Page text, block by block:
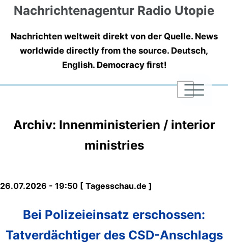
Nachrichtenagentur Radio Utopie
Nachrichten weltweit direkt von der Quelle. News
worldwide directly from the source. Deutsch,
English. Democracy first!
|
|
|
Archiv: Innenministerien / interior
ministries
26.07.2026 - 19:50 [ Tagesschau.de ]
Bei Polizeieinsatz erschossen:
Tatverdächtiger des CSD-Anschlags